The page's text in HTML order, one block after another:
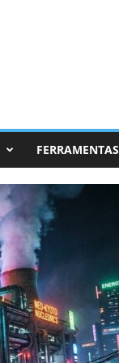
FERRAMENTAS